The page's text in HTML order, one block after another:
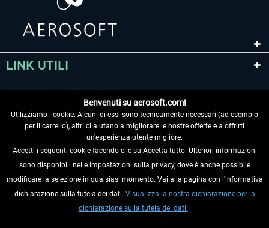
LINK UTILI
RECEDERE DAL CONTRATTO
INFORMAZIONI
Benvenuti su aerosoft.com!
Utilizziamo i cookie. Alcuni di essi sono tecnicamente necessari (ad esempio
per il carrello), altri ci aiutano a migliorare le nostre offerte e a offrirti
un'esperienza utente migliore.
Accetti i seguenti cookie facendo clic su Accetta tutto. Ulteriori informazioni
sono disponibili nelle impostazioni sulla privacy, dove è anche possibile
modificare la selezione in qualsiasi momento. Vai alla pagina con l'informativa
dichiarazione sulla tutela dei dati. Visualizza la nostra dichiarazione per la
dichiarazione sulla tutela dei dati.